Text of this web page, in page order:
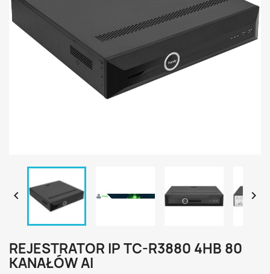
 
REJESTRATOR IP TC-R3880 4HB 80
KANAŁÓW AI